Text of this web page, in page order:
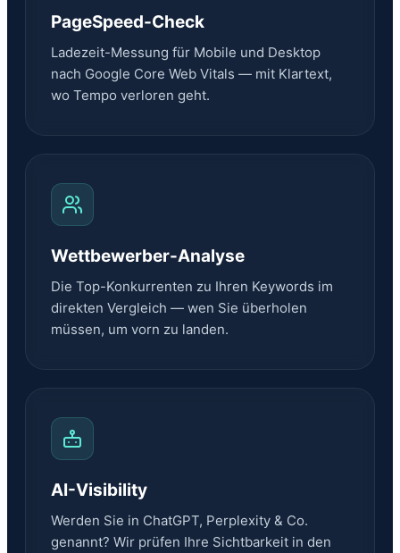
PageSpeed-Check
Ladezeit-Messung für Mobile und Desktop
nach Google Core Web Vitals — mit Klartext,
wo Tempo verloren geht.
Wettbewerber-Analyse
Die Top-Konkurrenten zu Ihren Keywords im
direkten Vergleich — wen Sie überholen
müssen, um vorn zu landen.
AI-Visibility
Werden Sie in ChatGPT, Perplexity & Co.
genannt? Wir prüfen Ihre Sichtbarkeit in den